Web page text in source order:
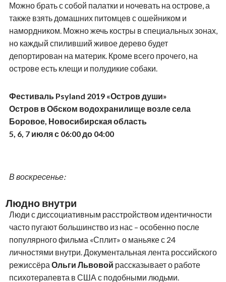
Можно брать с собой палатки и ночевать на острове, а
также взять домашних питомцев с ошейником и
намордником. Можно жечь костры в специальных зонах,
но каждый спиливший живое дерево будет
депортирован на материк. Кроме всего прочего, на
острове есть клещи и полудикие собаки.
Фестиваль Psyland 2019 «Остров души»
Остров в Обском водохранилище возле села
Боровое, Новосибирская область
5, 6, 7 июля с 06:00 до 04:00
В воскресенье:
Людно внутри
Люди с диссоциативным расстройством идентичности
часто пугают большинство из нас – особенно после
популярного фильма «Сплит» о маньяке с 24
личностями внутри. Документальная лента российского
режиссёра Ольги Львовой рассказывает о работе
психотерапевта в США с подобными людьми.